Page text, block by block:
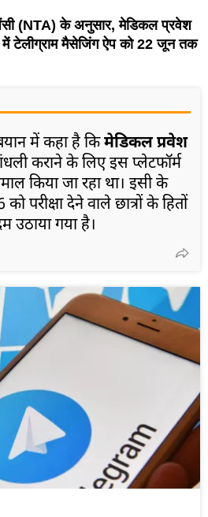
(NTA) के अनुसार, मेडिकल प्रवेश
में टेलीग्राम मैसेजिंग ऐप को 22 जून तक
में कहा है किमेडिकल प्रवेश
कराने के लिए इस प्लेटफॉर्म
किया जा रहा था। इसी के
परीक्षा देने वाले छात्रों के हितों
उठाया गया है।